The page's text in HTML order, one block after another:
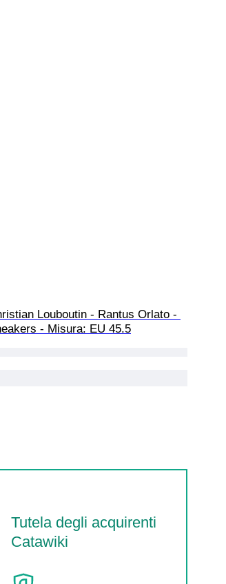
Louboutin - Rantus Orlato -
- Misura: EU 45.5
Tutela degli acquirenti
Catawiki